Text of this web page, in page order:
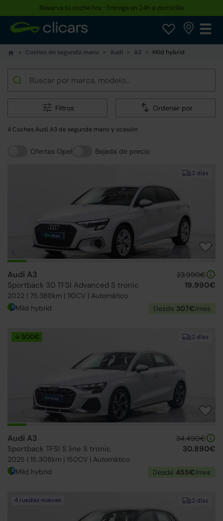
Reserva tu coche hoy · Entrega en 24h a domicilio
Coches de segunda mano Audi A3 Mild hybrid
Filtros Ordenar por
4 Coches Audi A3 de segunda mano y ocasión
Ofertas Opel Bajada de precio
2 días
Audi A3
Sportback 30 TFSI Advanced S tronic
2022 | 75.388km | 110CV | Automático
23.990€
19.990€
Mild hybrid Desde 307€/mes
2 días
↓ 500€
Audi A3
Sportback TFSI S line S tronic
2025 | 15.308km | 150CV | Automático
34.490€
30.890€
Mild hybrid Desde 455€/mes
2 días
4 ruedas nuevas